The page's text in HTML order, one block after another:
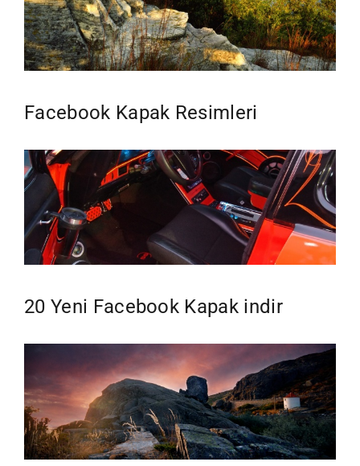
Facebook Kapak Resimleri
20 Yeni Facebook Kapak indir